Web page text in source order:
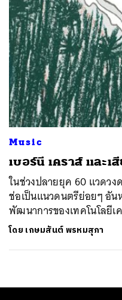
Music
เบอร์นี เคราส์ และ
ในช่วงปลายยุค 60 แวดว
ช่อเป็นแนวดนตรีย่อยๆ อั
พัฒนาการของเทคโนโลยีเ
โดย เกษมสันต์ พรหมสุภา